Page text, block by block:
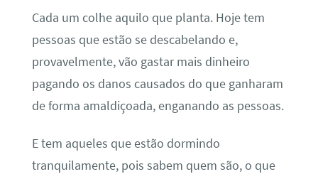
Cada um colhe aquilo que planta. Hoje tem
pessoas que estão se descabelando e,
provavelmente, vão gastar mais dinheiro
pagando os danos causados do que ganharam
de forma amaldiçoada, enganando as pessoas.
E tem aqueles que estão dormindo
tranquilamente, pois sabem quem são, o que